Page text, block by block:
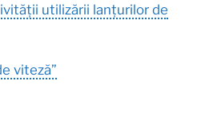
utilizării lanțurilor de
viteză”